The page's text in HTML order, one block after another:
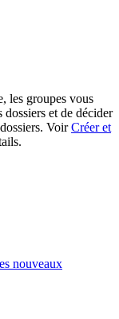
les groupes vous
dossiers et de décider
VoirCréer et
nouveaux